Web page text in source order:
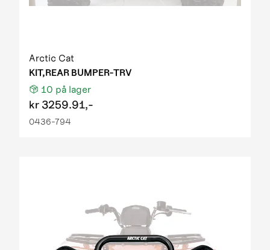
Arctic Cat
KIT,REAR BUMPER-TRV
10 på lager
kr 3259.91,-
0436-794